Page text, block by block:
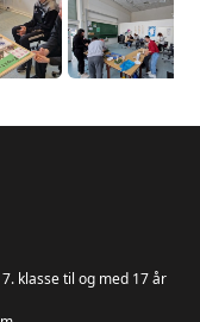
klasse til og med 17 år